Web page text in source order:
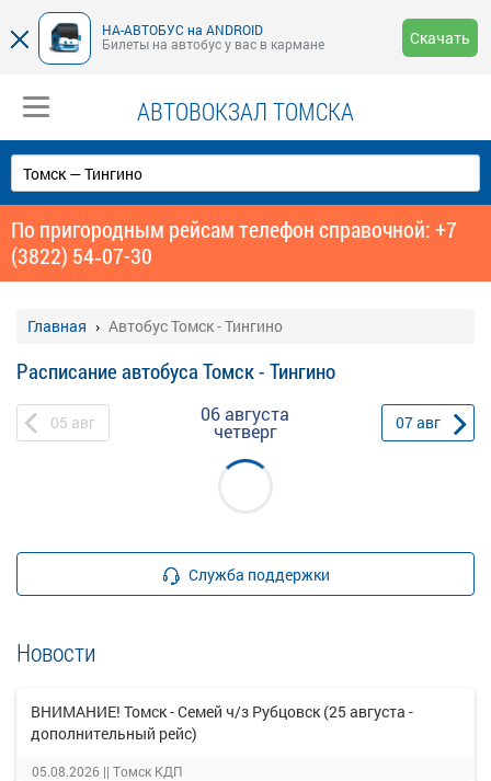
НА-АВТОБУС на ANDROID
Билеты на автобус у вас в кармане
Скачать
АВТОВОКЗАЛ ТОМСКА
По пригородным рейсам телефон справочной: +7
(3822) 54‑07-30
Главная Автобус Томск - Тингино
Расписание автобуса Томск - Тингино
05 авг 06 августа
четверг 07авг
Служба поддержки
Новости
ВНИМАНИЕ! Томск - Семей ч/з Рубцовск (25 августа -
дополнительный рейс)
05.08.2026 || Томск КДП